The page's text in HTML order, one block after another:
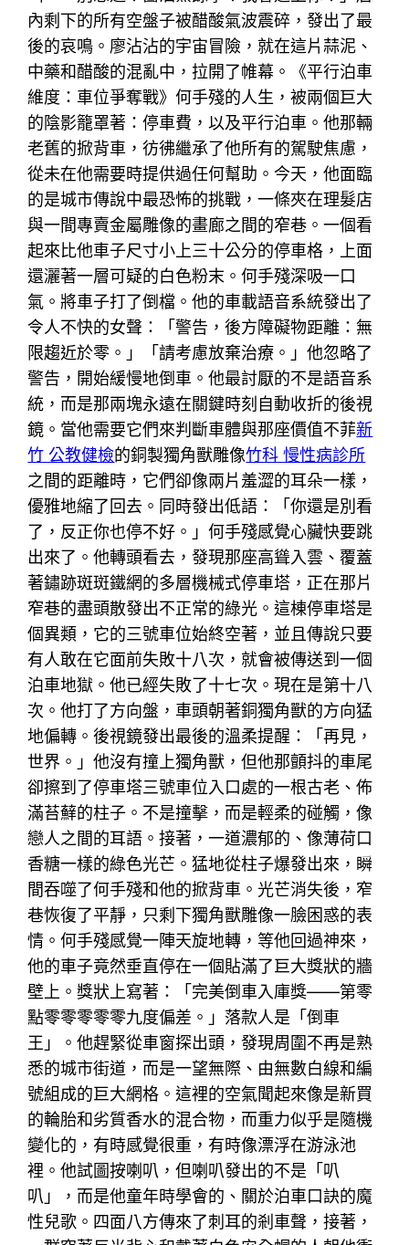
內剩下的所有空盤子被醋酸氣波震碎，發出了最
後的哀鳴。廖沾沾的宇宙冒險，就在這片蒜泥、
中藥和醋酸的混亂中，拉開了帷幕。《平行泊車
維度：車位爭奪戰》何手殘的人生，被兩個巨大
的陰影籠罩著：停車費，以及平行泊車。他那輛
老舊的掀背車，彷彿繼承了他所有的駕駛焦慮，
從未在他需要時提供過任何幫助。今天，他面臨
的是城市傳說中最恐怖的挑戰，一條夾在理髮店
與一間專賣金屬雕像的畫廊之間的窄巷。一個看
起來比他車子尺寸小上三十公分的停車格，上面
還灑著一層可疑的白色粉末。何手殘深吸一口
氣。將車子打了倒檔。他的車載語音系統發出了
令人不快的女聲：「警告，後方障礙物距離：無
限趨近於零。」「請考慮放棄治療。」他忽略了
警告，開始緩慢地倒車。他最討厭的不是語音系
統，而是那兩塊永遠在關鍵時刻自動收折的後視
鏡。當他需要它們來判斷車體與那座價值不菲新
竹 公教健檢的銅製獨角獸雕像竹科 慢性病診所
之間的距離時，它們卻像兩片羞澀的耳朵一樣，
優雅地縮了回去。同時發出低語：「你還是別看
了，反正你也停不好。」何手殘感覺心臟快要跳
出來了。他轉頭看去，發現那座高聳入雲、覆蓋
著鏽跡斑斑鐵網的多層機械式停車塔，正在那片
窄巷的盡頭散發出不正常的綠光。這棟停車塔是
個異類，它的三號車位始終空著，並且傳說只要
有人敢在它面前失敗十八次，就會被傳送到一個
泊車地獄。他已經失敗了十七次。現在是第十八
次。他打了方向盤，車頭朝著銅獨角獸的方向猛
地偏轉。後視鏡發出最後的溫柔提醒：「再見，
世界。」他沒有撞上獨角獸，但他那顫抖的車尾
卻擦到了停車塔三號車位入口處的一根古老、佈
滿苔蘚的柱子。不是撞擊，而是輕柔的碰觸，像
戀人之間的耳語。接著，一道濃郁的、像薄荷口
香糖一樣的綠色光芒。猛地從柱子爆發出來，瞬
間吞噬了何手殘和他的掀背車。光芒消失後，窄
巷恢復了平靜，只剩下獨角獸雕像一臉困惑的表
情。何手殘感覺一陣天旋地轉，等他回過神來，
他的車子竟然垂直停在一個貼滿了巨大獎狀的牆
壁上。獎狀上寫著：「完美倒車入庫獎——第零
點零零零零零九度偏差。」落款人是「倒車
王」。他趕緊從車窗探出頭，發現周圍不再是熟
悉的城市街道，而是一望無際、由無數白線和編
號組成的巨大網格。這裡的空氣聞起來像是新買
的輪胎和劣質香水的混合物，而重力似乎是隨機
變化的，有時感覺很重，有時像漂浮在游泳池
裡。他試圖按喇叭，但喇叭發出的不是「叭
叭」，而是他童年時學會的、關於泊車口訣的魔
性兒歌。四面八方傳來了刺耳的剎車聲，接著，